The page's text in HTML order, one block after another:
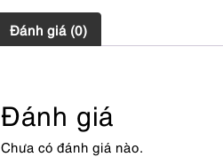
Đánh giá (0)
Đánh giá
Chưa có đánh giá nào.